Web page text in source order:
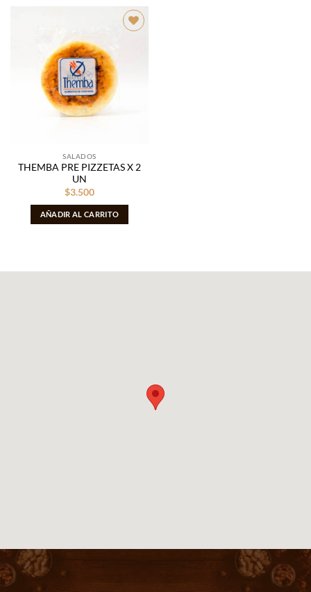
deseos
SALADOS
THEMBA PRE PIZZETAS X 2
UN
$3.500
AÑADIR AL CARRITO